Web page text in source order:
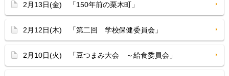
2月13日(金) 「150年前の栗木町」
2月12日(木) 「第二回 学校保健委員会」
2月10日(火) 「豆つまみ大会 ～給食委員会」